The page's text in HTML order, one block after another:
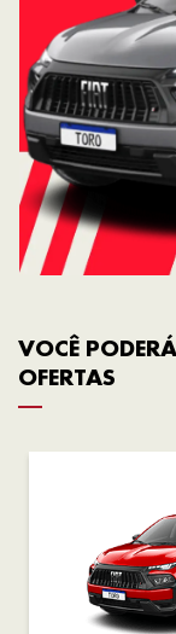
VOCÊ
OFERTAS